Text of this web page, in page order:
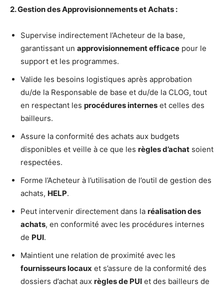
2. Gestion des Approvisionnements et Achats :
Supervise indirectement l’Acheteur de la base,
garantissant un approvisionnement efficace pour le
support et les programmes.
Valide les besoins logistiques après approbation
du/de la Responsable de base et du/de la CLOG, tout
en respectant les procédures internes et celles des
bailleurs.
Assure la conformité des achats aux budgets
disponibles et veille à ce que les règles d’achat soient
respectées.
Forme l’Acheteur à l’utilisation de l’outil de gestion des
achats, HELP.
Peut intervenir directement dans la réalisation des
achats, en conformité avec les procédures internes
de PUI.
Maintient une relation de proximité avec les
fournisseurs locaux et s’assure de la conformité des
dossiers d’achat aux règles de PUI et des bailleurs de